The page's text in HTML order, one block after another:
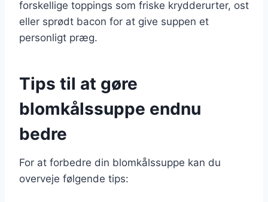
forskellige toppings som friske krydderurter, ost
eller sprødt bacon for at give suppen et
personligt præg.
Tips til at gøre
blomkålssuppe endnu
bedre
For at forbedre din blomkålssuppe kan du
overveje følgende tips: